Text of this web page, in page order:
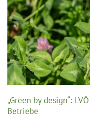
„Green by design“:
Betriebe